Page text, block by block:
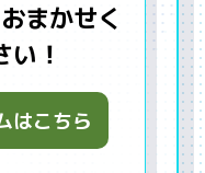
まかせく
い！
はこちら